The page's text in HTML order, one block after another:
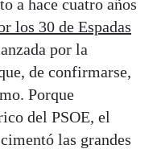
a hace cuatro años
los 30 de Espadas
por la
de confirmarse,
Porque
del PSOE, el
las grandes